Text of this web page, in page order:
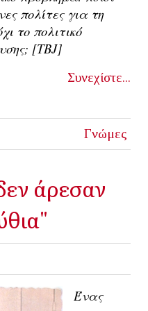
πολίτες για τη
το πολιτικό
[ΤΒJ]
Συνεχίστε...
Γνώμες
άρεσαν
Ένας